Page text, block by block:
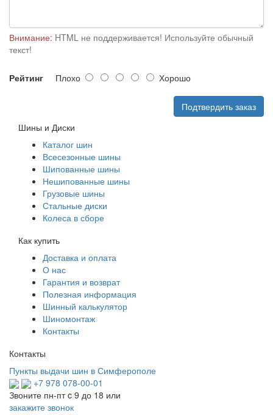
Внимание: HTML не поддерживается! Используйте обычный
текст!
Рейтинг Плохо Хорошо
Подтвердить заказ
Шины и Диски
Каталог шин
Всесезонные шины
Шипованные шины
Нешипованные шины
Грузовые шины
Стальные диски
Колеса в сборе
Как купить
Доставка и оплата
О нас
Гарантия и возврат
Полезная информация
Шинный калькулятор
Шиномонтаж
Контакты
Контакты
Пункты выдачи шин в Симферополе
+7 978 078-00-01
Звоните пн-пт c 9 до 18 или
закажите звонок